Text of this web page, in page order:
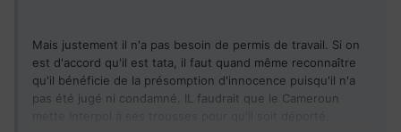
Mais justement il n'a pas besoin de permis de travail. Si on
est d'accord qu'il est tata, il faut quand même reconnaître
qu'il bénéficie de la présomption d'innocence puisqu'il n'a
pas été jugé ni condamné. IL faudrait que le Cameroun